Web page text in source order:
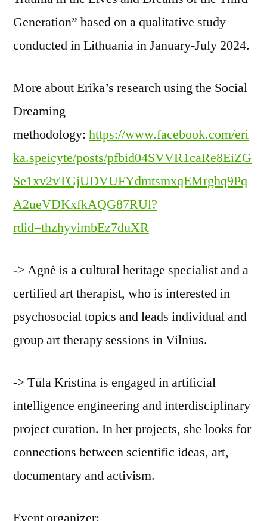
Generation” based on a qualitative study
conducted in Lithuania in January-July 2024.
More about Erika’s research using the Social
Dreaming
methodology: https://www.facebook.com/eri
ka.speicyte/posts/pfbid04SVVR1caRe8EiZG
Se1xv2vTGjUDVUFYdmtsmxqEMrghq9Pq
A2ueVDKxfkAQG87RUl?
rdid=thzhyvimbEz7duXR
-> Agnė is a cultural heritage specialist and a
certified art therapist, who is interested in
psychosocial topics and leads individual and
group art therapy sessions in Vilnius.
-> Tūla Kristina is engaged in artificial
intelligence engineering and interdisciplinary
project curation. In her projects, she looks for
connections between scientific ideas, art,
documentary and activism.